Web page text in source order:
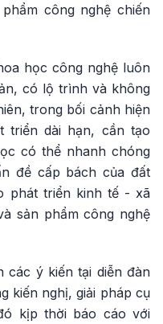
công nghệ chiến
học công nghệ luôn
có lộ trình và không
trong bối cảnh hiện
triển dài hạn, cần tạo
có thể nhanh chóng
đề cấp bách của đất
phát triển kinh tế - xã
sản phẩm công nghệ
các ý kiến tại diễn đàn
kiến nghị, giải pháp cụ
kịp thời báo cáo với